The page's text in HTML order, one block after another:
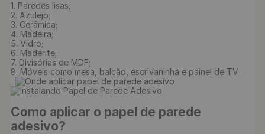
1. Paredes lisas;
2. Azulejo;
3. Cerâmica;
4. Madeira;
5. Vidro;
6. Maderite;
7. Divisórias de MDF;
8. Móveis como mesa, balcão, escrivaninha e painel de TV
Como aplicar o papel de parede
adesivo?